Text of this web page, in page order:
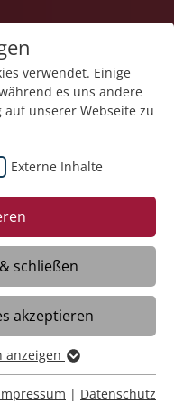
den
– Beatrice
bei der
damit zu
ist und warum
verwendet. Einige
es uns andere
unserer Webseite zu
Externe Inhalte
schließen
akzeptieren
Funktionen
anzeigen
| Datenschutz